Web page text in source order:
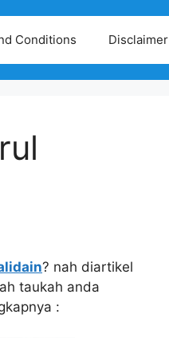
Conditions Disclaimer
? nah diartikel
taukah anda
: